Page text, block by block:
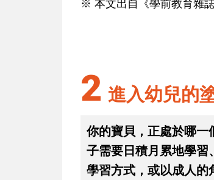
2 進入幼兒的
你的寶貝，正處於哪
子需要日積月累地學
學習方式，或以成人